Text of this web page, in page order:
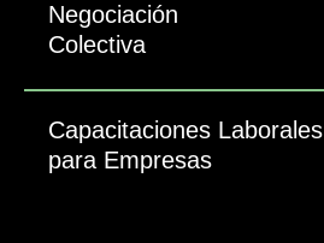
Negociación
Colectiva
Capacitaciones Laborales
para Empresas